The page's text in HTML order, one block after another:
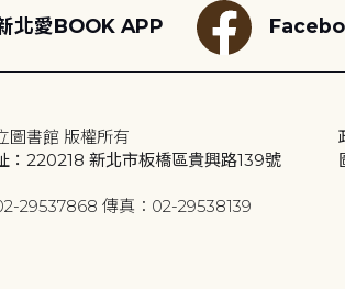
北愛BOOK APP
圖書館 版權所有
：220218 新北市板橋區貴興路139號
29537868 傳真：02-29538139